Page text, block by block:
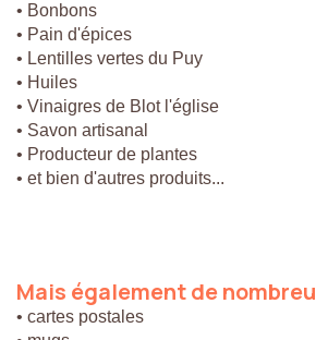
• Bonbons
• Pain d'épices
• Lentilles vertes du Puy
• Huiles
• Vinaigres de Blot l'église
• Savon artisanal
• Producteur de plantes
• et bien d'autres produits...
Mais égalementde
• cartes postales